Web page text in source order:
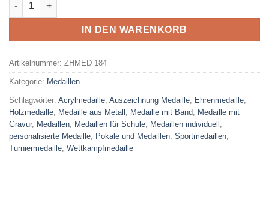
IN DEN WARENKORB
Artikelnummer: ZHMED 184
Kategorie: Medaillen
Schlagwörter: Acrylmedaille, Auszeichnung Medaille, Ehrenmedaille,
Holzmedaille, Medaille aus Metall , Medaille mit Band, Medaille mit
Gravur, Medaillen, Medaillen für Schule, Medaillen individuell ,
personalisierte Medaille, Pokale und Medaillen, Sportmedaillen,
Turniermedaille, Wettkampfmedaille